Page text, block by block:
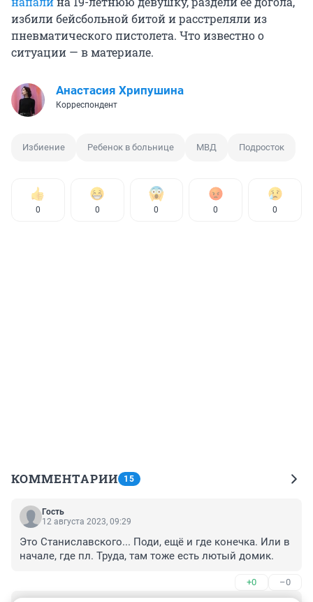
избили бейсбольной битой и расстреляли из
пневматического пистолета. Что известно о
ситуации — в материале.
Анастасия Хрипушина
Корреспондент
Избиение Ребенок в больнице МВД Подросток
0 0 0 0 0
КОММЕНТАРИИ 15
Гость
12 августа 2023, 09:29
Это Станиславского... Поди, ещё и где конечка. Или в
начале, где пл. Труда, там тоже есть лютый домик.
+0 –0